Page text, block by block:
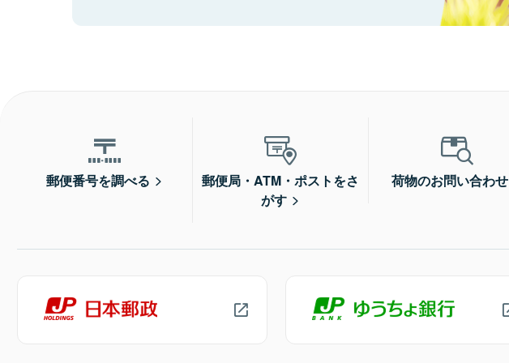
郵便番号を調べる
郵便局・ATM・ポストをさ
がす
荷物のお問い合わせ